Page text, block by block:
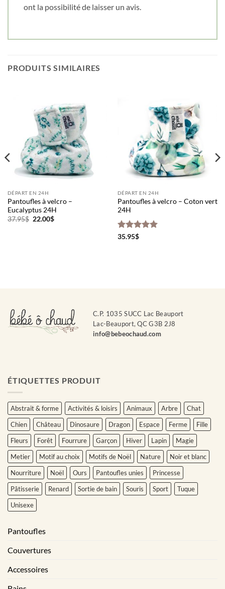
ont la possibilité de laisser un avis.
PRODUITS SIMILAIRES
DÉPART EN 24H
Pantoufles à velcro –
Eucalyptus 24H
37.95$ Le
22.00$Le
DÉPART EN 24H
Pantoufles à velcro – Coton vert
24H
Note5
35.95$
C.P. 1035 SUCC Lac Beauport
Lac-Beauport, QC G3B 2J8
info@bebeochaud.com
ÉTIQUETTES PRODUIT
Abstrait & forme Activités & loisirs Animaux Arbre
Chat
Chien
Château Dinosaure Dragon Espace Ferme
Fille
Fleurs
Forêt Fourrure Garçon Hiver Lapin
Magie
Metier
Motif au choix Motifs de Noël Nature
Noir et blanc
Nourriture
Noël Ours Pantoufles unies
Princesse
Pâtisserie
Renard Sortie de bain Souris Sport
Tuque
Unisexe
Pantoufles
Couvertures
Accessoires